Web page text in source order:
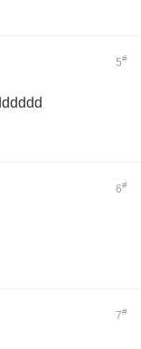
5#
6#
7#